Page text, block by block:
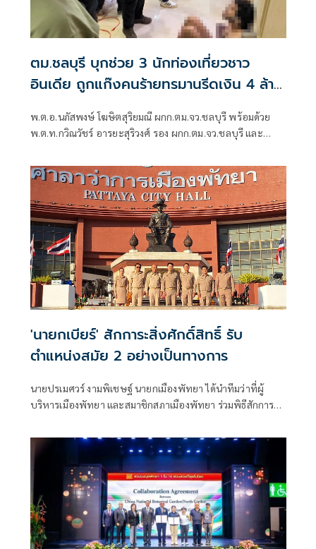
ตม.ชลบุรี บุกช่วย 3 นักท่องเที่ยวชาว
อินเดีย ถูกแก๊งคนร้ายทรมานรีดเงิน 4 ล้าน
พ.ต.อ.นภัสพงษ์ โฆษิตสุริยมณี ผกก.ตม.จว.ชลบุรี พร้อมด้วย
พ.ต.ท.กวิณวัชร์ อารยะสุริวงศ์ รอง ผกก.ตม.จว.ชลบุรี และ
สภ.เมืองพัทยา นำโดย พ.ต.อ.เอนก สระทองอยู่ ผกก.สภ.เมือง
พัทยา และ พ.ต.ท.อรุษ สภานนท์ รองผกก.สส.สภ.เมืองพัทยา
นำกำลังเข้าปิดล้อมตรวจค้นบ้านทาวน์เฮาส์ 2 ชั้น ภายใน
หมู่บ้านแห่งหนึ่ง ซอยพัฒนาการ ต.หนองปรือ อ.บางละมุง
จ.ชลบุรี หลังสืบทราบว่ามีนักท่องเที่ยวชาวอินเดียถูกลักพาตัว
ไปกักขังเพื่อเรียกค่าไถ่
'นายกเบียร์' สักการะสิ่งศักดิ์สิทธิ์ รับ
ตำแหน่งสมัย 2 อย่างเป็นทางการ
นายปรเมศวร์ งามพิเชษฐ์ นายกเมืองพัทยา ได้นำทีมว่าที่ผู้
บริหารเมืองพัทยา และสมาชิกสภาเมืองพัทยา ร่วมพิธีสักการะ